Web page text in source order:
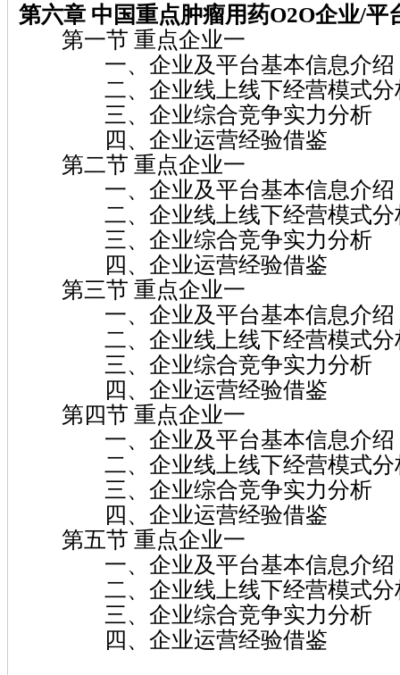
第六章 中国重点肿瘤用药O2O企业/平
第一节 重点企业一
一、企业及平台基本信息介绍
二、企业线上线下经营模式分
三、企业综合竞争实力分析
四、企业运营经验借鉴
第二节 重点企业一
一、企业及平台基本信息介绍
二、企业线上线下经营模式分
三、企业综合竞争实力分析
四、企业运营经验借鉴
第三节 重点企业一
一、企业及平台基本信息介绍
二、企业线上线下经营模式分
三、企业综合竞争实力分析
四、企业运营经验借鉴
第四节 重点企业一
一、企业及平台基本信息介绍
二、企业线上线下经营模式分
三、企业综合竞争实力分析
四、企业运营经验借鉴
第五节 重点企业一
一、企业及平台基本信息介绍
二、企业线上线下经营模式分
三、企业综合竞争实力分析
四、企业运营经验借鉴